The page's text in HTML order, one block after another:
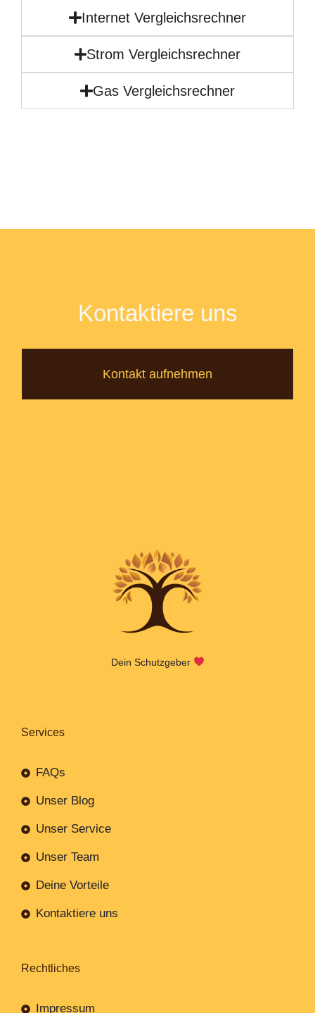
Internet Vergleichsrechner
Strom Vergleichsrechner
Gas Vergleichsrechner
Kontaktiere uns
Kontakt aufnehmen
Dein Schutzgeber
Services
FAQs
Unser Blog
Unser Service
Unser Team
Deine Vorteile
Kontaktiere uns
Rechtliches
Impressum